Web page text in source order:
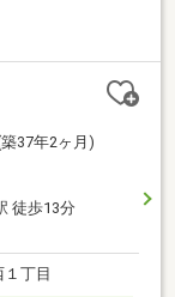
37年2ヶ月)
徒歩13分
丁目